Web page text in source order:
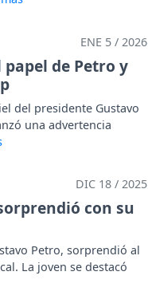
ENE 5 / 2026
de Petro y
del presidente Gustavo
una advertencia
DIC 18 / 2025
con su
Petro, sorprendió al
La joven se destacó